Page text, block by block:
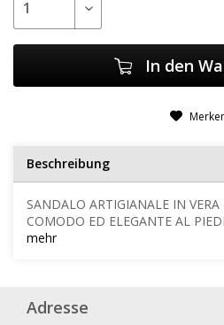
In den
Beschreibung
SANDALO ARTIGIANALE IN
COMODO ED ELEGANTE AL
mehr
Adresse